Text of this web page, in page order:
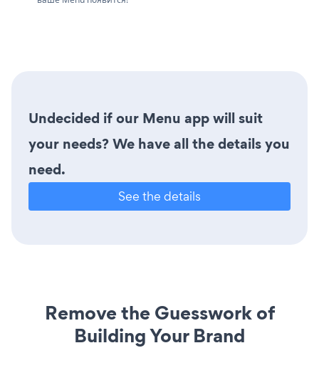
Undecided if our Menu app will suit
your needs? We have all the details you
need.
See the details
Remove the Guesswork of
Building Your Brand